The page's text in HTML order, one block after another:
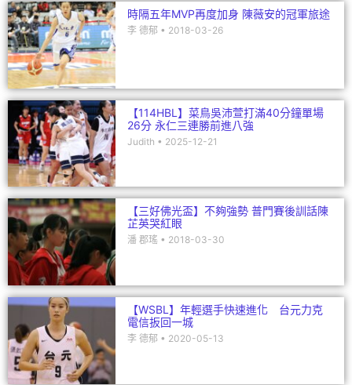
時隔五年MVP再度加身 陳薇安的冠軍旅途
李 德郁 2018-03-26
【114HBL】菜鳥吳沛萱打滿40分鐘單場
26分 永仁三連勝前進八強
Judith 2025-12-21
【三好佛光盃】不夠強勢 普門賽後訓話陳
芷英哭紅眼
潘 郡瑤 2018-03-30
【WSBL】年輕選手快速進化 台元力克
電信扳回一城
李 德郁 2020-05-13